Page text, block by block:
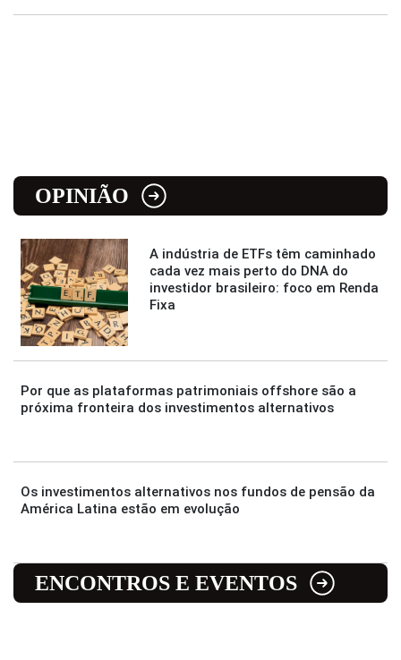
OPINIÃO
A indústria de ETFs têm caminhado
cada vez mais perto do DNA do
investidor brasileiro: foco em Renda
Fixa
Por que as plataformas patrimoniais offshore são a
próxima fronteira dos investimentos alternativos
Os investimentos alternativos nos fundos de pensão da
América Latina estão em evolução
ENCONTROS E EVENTOS